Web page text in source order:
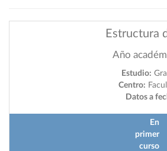
Estructura
Año
Estudio:
Centro:
Datos a
En
primer
curso